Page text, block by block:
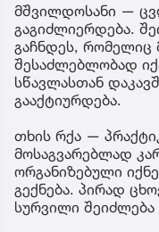
მშვილდოსანი —
გაგიძლიერდება.
გაჩნდეს, რომელიც
შესაძლებლობად
სწავლასთან
გააქტიურდება.
თხის რქა —
მოსაგვარებლად
ორგანიზებული
გექნება. პირად
სურვილი